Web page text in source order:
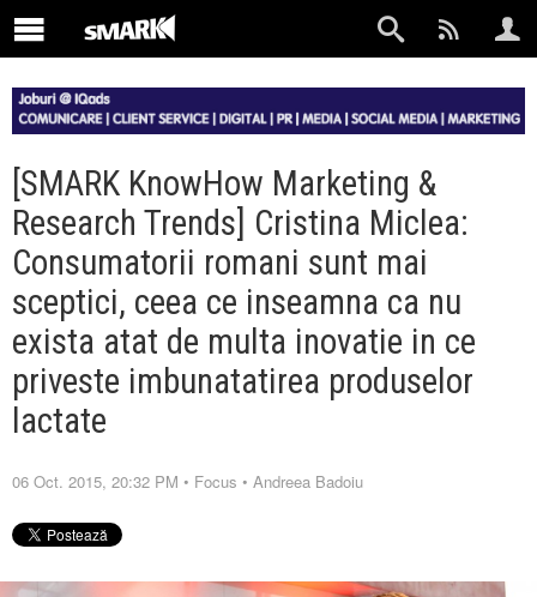
[SMARK KnowHow Marketing &
Research Trends] Cristina Miclea:
Consumatorii romani sunt mai
sceptici, ceea ce inseamna ca nu
exista atat de multa inovatie in ce
priveste imbunatatirea produselor
lactate
06 Oct. 2015, 20:32 PM • Focus • Andreea Badoiu